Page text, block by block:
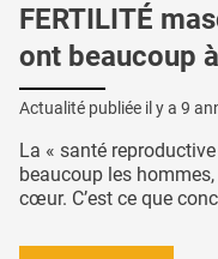
FERTILITÉ
ont beaucoup
Actualité publiée il y a 9
La « santé
beaucoup les
cœur. C’est ce que